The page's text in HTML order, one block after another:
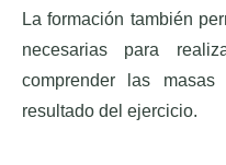
La formación también
necesarias para
comprender las masas
resultado del ejercicio.